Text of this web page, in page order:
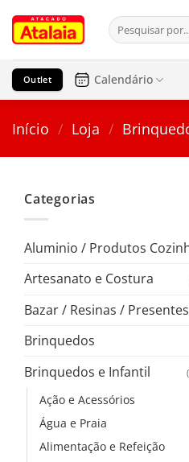
para
conteúdo
Pesquisar
por:
Outlet Calendário
Início / Loja /
Categorias
Aluminio / Produtos
Artesanato e Costura
Bazar / Resinas / Presentes
Brinquedos
Brinquedos e Infantil
Ação e Acessórios
Água e Praia
Alimentação e Refeição